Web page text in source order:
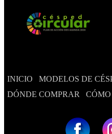
INICIO MODELOS DE
DÓNDE COMPRAR